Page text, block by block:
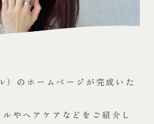
のホームページが完成いた
やヘアケアなどをご紹介し